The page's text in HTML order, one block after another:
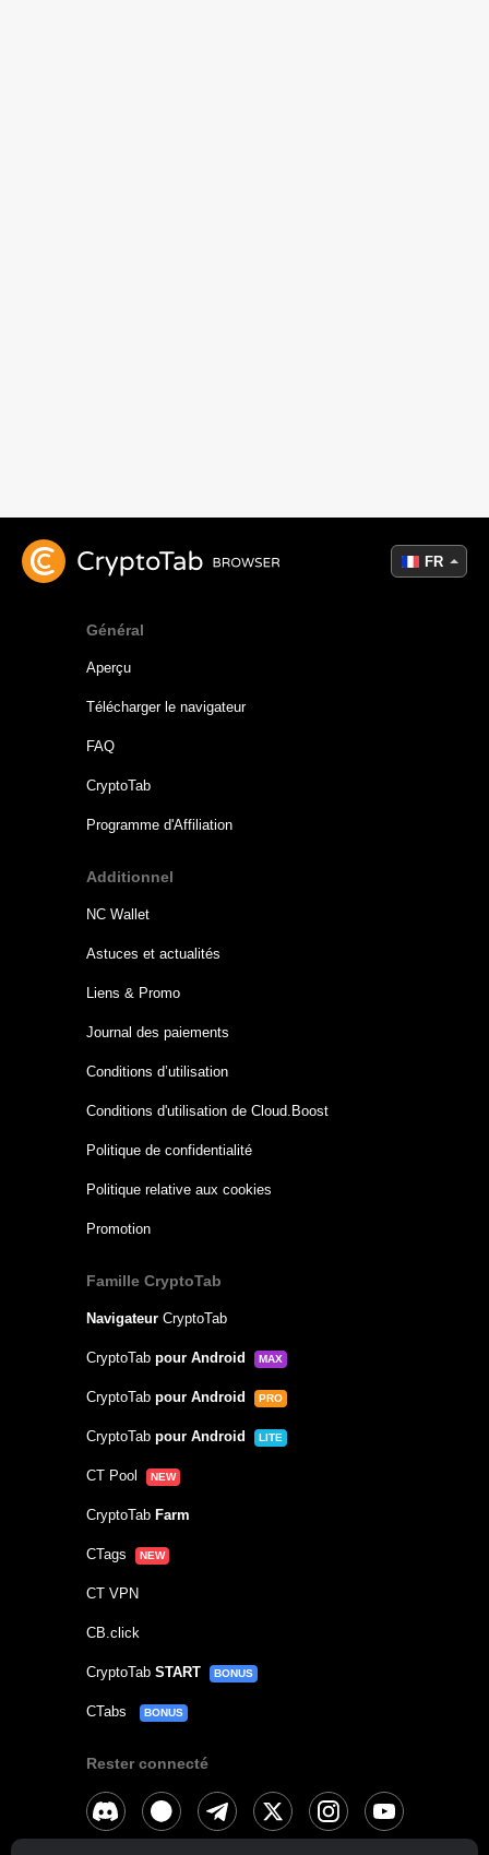
Général
Aperçu
Télécharger le navigateur
FAQ
CryptoTab
Programme d'Affiliation
Additionnel
NC Wallet
Astuces et actualités
Liens & Promo
Journal des paiements
Conditions d’utilisation
Conditions d'utilisation de Cloud.Boost
Politique de confidentialité
Politique relative aux cookies
Promotion
Famille CryptoTab
NavigateurCryptoTab
CryptoTab pour Android MAX
CryptoTab pour Android PRO
CryptoTab pour Android LITE
CT Pool NEW
CryptoTab Farm
CTags NEW
CT VPN
CB.click
CryptoTab START BONUS
CTabs BONUS
Rester connecté
FR